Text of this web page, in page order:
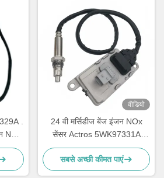
.
वीडियो
24 वी मर्सिडीज बेंज इंजन NOx
सेंसर Actros 5WK97331A
A0101531628
सबसे अच्छी कीमत पाएं